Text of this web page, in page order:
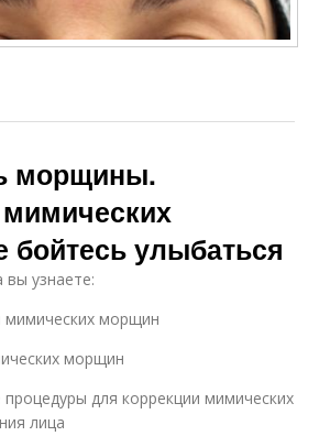
морщины.
улыбаться
вы узнаете:
мимических морщин
морщин
для коррекции мимических
лица